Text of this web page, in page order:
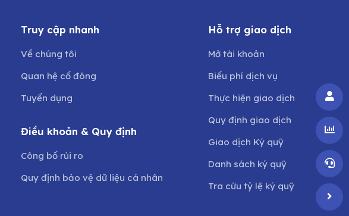
Truy cập nhanh
Về chúng tôi
Quan hệ cổ đông
Tuyển dụng
Điều khoản & Quy định
Công bố rủi ro
Quy định bảo vệ dữ liệu cá nhân
Hỗ trợ giao dịch
Mở tài khoản
Biểu phí dịch vụ
Thực hiện giao dịch
Quy định giao dịch
Giao dịch Ký quỹ
Danh sách ký quỹ
Tra cứu tỷ lệ ký quỹ